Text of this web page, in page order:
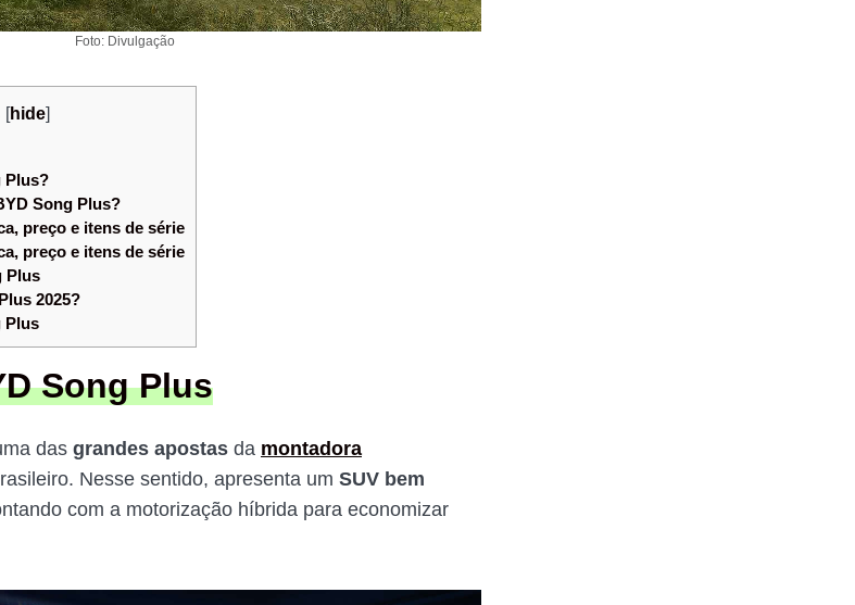
Foto: Divulgação
[hide]
Plus?
Song Plus?
preço e itens de série
preço e itens de série
Plus
2025?
Plus
Song Plus
das grandes apostas da montadora
Nesse sentido, apresenta um SUV bem
com a motorização híbrida para economizar